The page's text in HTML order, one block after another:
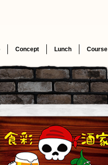
Concept Lunch Course